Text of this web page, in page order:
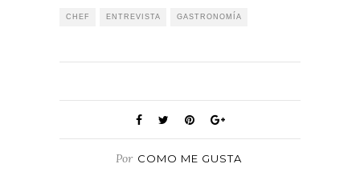
CHEF ENTREVISTA GASTRONOMÍA
Por COMO ME GUSTA